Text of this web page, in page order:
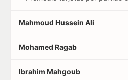
Mahmoud Hussein Ali
Mohamed Ragab
Ibrahim Mahgoub